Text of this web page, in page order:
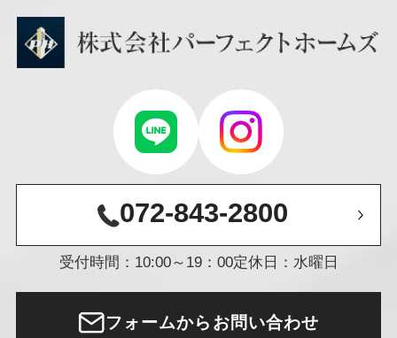
072-843-2800
受付時間：10:00～19：00定休日：水曜日
フォームからお問い合わせ